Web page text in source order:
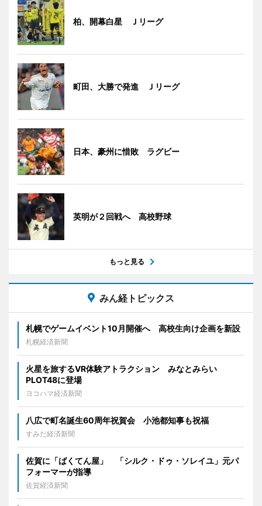
柏、開幕白星 Ｊリーグ
町田、大勝で発進 Ｊリーグ
日本、豪州に惜敗 ラグビー
英明が２回戦へ 高校野球
もっと見る
みん経トピックス
札幌でゲームイベント10月開催へ 高校生向け企画を新設
札幌経済新聞
火星を旅するVR体験アトラクション みなとみらい
PLOT48に登場
ヨコハマ経済新聞
八広で町名誕生60周年祝賀会 小池都知事も祝福
すみだ経済新聞
佐賀に「ばくてん屋」 「シルク・ドゥ・ソレイユ」元パ
フォーマーが指導
佐賀経済新聞